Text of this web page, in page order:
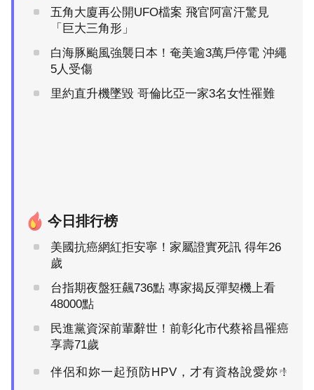
五角大廈再公開UFO檔案 飛官阿富汗驚見
「巨大三角形」
白海豚颱風強襲日本！奄美逾3萬戶停電 沖繩
5人受傷
里約直升機墜毀 哥倫比亞一家3名女性罹難
今日排行榜
美國抗癌網紅拒安寧！家屬證實死訊 得年26
歲
台指期夜盤狂飆736點 專家揭反彈契機上看
48000點
民進黨資深前輩辭世！前彰化市代蔡裕昌罹癌
享壽71歲
伴侶和妳一起預防HPV，才有資格說愛妳！
PR